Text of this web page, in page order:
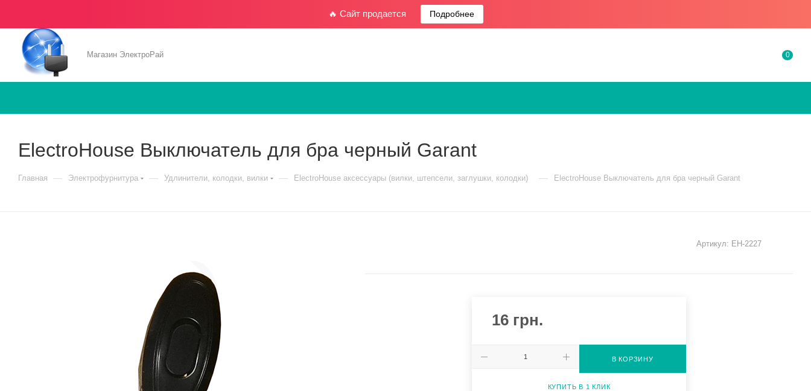
🔥 Сайт продается Подробнее
Магазин ЭлектроРай 0
ElectroHouse Выключатель для бра черный Garant
Главная — Электрофурнитура — Удлинители, колодки, вилки — ElectroHouse аксессуары (вилки, штепсели, заглушки, колодки) — ElectroHouse Выключатель для бра черный Garant
Артикул: EH-2227
16 грн.
В КОРЗИНУ
КУПИТЬ В 1 КЛИК